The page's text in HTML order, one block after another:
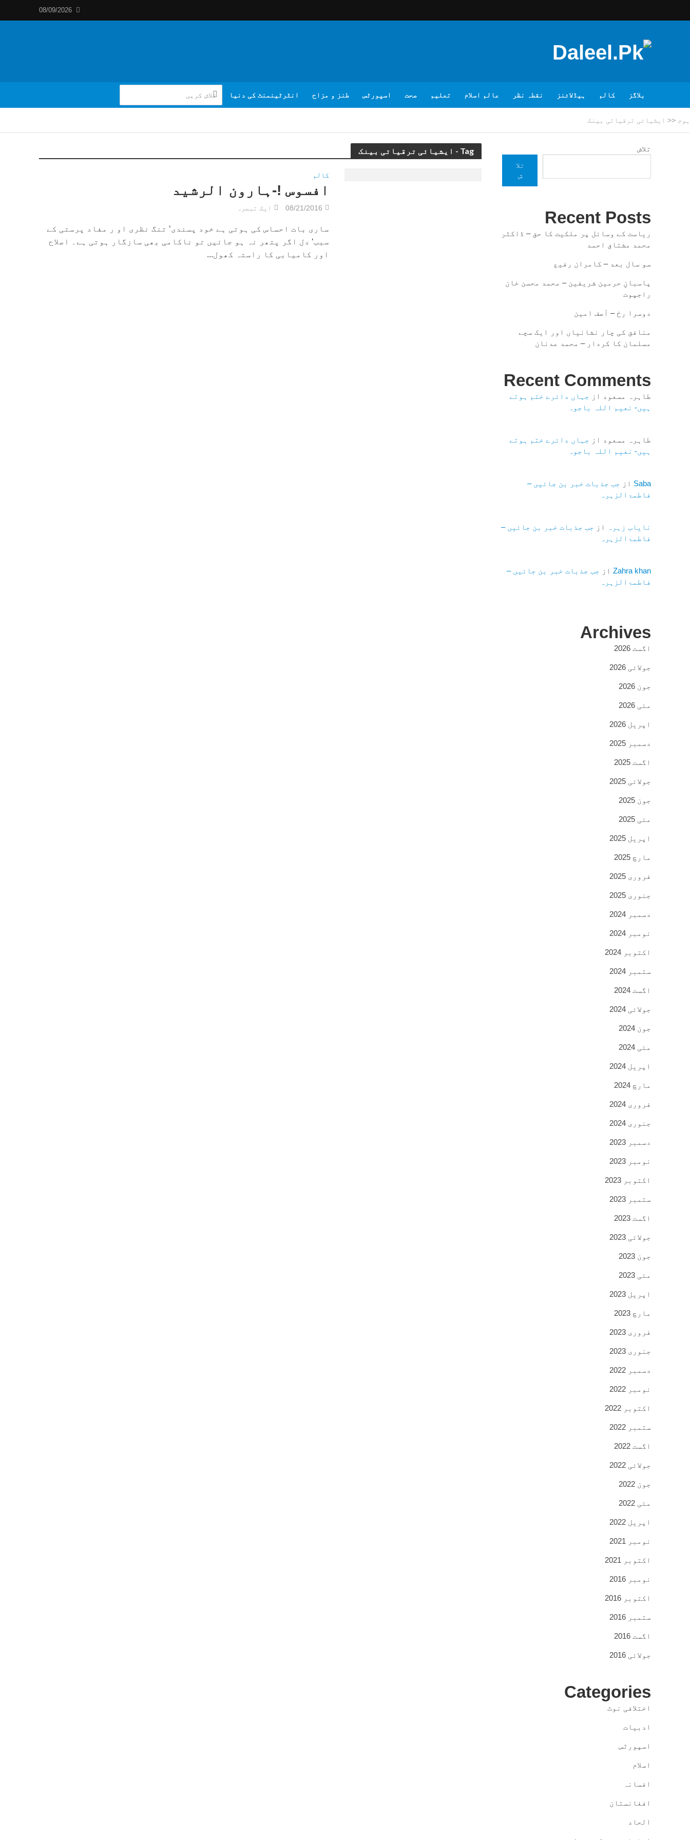
08/09/2026
بلاگز کالم ہیڈلائنز نقطہ نظر عالم اسلام تعلیم صحت اسپورٹس طنز و مزاح انٹرٹینمنٹ کی دنیا
ہوم << ایشیائی ترقیاتی بینک
Tag - ایشیائی ترقیاتی بینک
کالم
افسوس !-ہارون الرشید
08/21/2016 ایک تبصرہ
ساری بات احساس کی ہوتی ہے خود پسندی‘ تنگ نظری او ر مفاد پرستی کے
سبب‘ دل اگر پتھر نہ ہو جائیں تو ناکامی بھی سازگار ہوتی ہے۔ اصلاح
اور کامیابی کا راستہ کھول...
تلاش
تلا
ش
Recent Posts
ریاست کے وسائل پر ملکیت کا حق – ڈاکٹر
محمد مشتاق احمد
سو سال بعد – کامران رفیع
پاسبانِ حرمین شریفین – محمد محسن خان
راجپوت
دوسرا رخ – آصف امین
منافق کی چار نشانیاں اور ایک سچے
مسلمان کا کردار – محمد عدنان
Recent Comments
طاہرہ مسعود از جہاں دائرے ختم ہوتے
ہیں- نعیم اللہ باجوہ
طاہرہ مسعود از جہاں دائرے ختم ہوتے
ہیں- نعیم اللہ باجوہ
Saba از جب جذبات خبر بن جائیں –
فاطمۃالزہرہ
نایاب زہرہ از جب جذبات خبر بن جائیں –
فاطمۃالزہرہ
Zahra khanاز جب جذبات خبر بن جائیں –
فاطمۃالزہرہ
Archives
اگست 2026
جولائی 2026
جون 2026
مئی 2026
اپریل 2026
دسمبر 2025
اگست 2025
جولائی 2025
جون 2025
مئی 2025
اپریل 2025
مارچ 2025
فروری 2025
جنوری 2025
دسمبر 2024
نومبر 2024
اکتوبر 2024
ستمبر 2024
اگست 2024
جولائی 2024
جون 2024
مئی 2024
اپریل 2024
مارچ 2024
فروری 2024
جنوری 2024
دسمبر 2023
نومبر 2023
اکتوبر 2023
ستمبر 2023
اگست 2023
جولائی 2023
جون 2023
مئی 2023
اپریل 2023
مارچ 2023
فروری 2023
جنوری 2023
دسمبر 2022
نومبر 2022
اکتوبر 2022
ستمبر 2022
اگست 2022
جولائی 2022
جون 2022
مئی 2022
اپریل 2022
نومبر 2021
اکتوبر 2021
نومبر 2016
اکتوبر 2016
ستمبر 2016
اگست 2016
جولائی 2016
Categories
اختلافی نوٹ
ادبیات
اسپورٹس
اسلام
افسانہ
افغانستان
الحاد